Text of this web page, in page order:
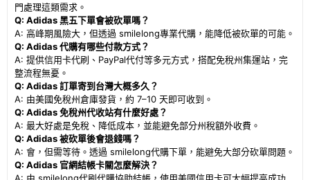
門處理這類需求。
Q: Adidas 黑五下單會被砍單嗎？
A: 高峰期風險大，但透過 smilelong專業代購，能降低被砍單的可能。
Q: Adidas 代購有哪些付款方式？
A: 提供信用卡代刷、PayPal代付等多元方式，搭配免稅州集運站，完
整流程無憂。
Q: Adidas 訂單寄到台灣大概多久？
A: 由美國免稅州倉庫發貨，約 7–10 天即可收到。
Q: Adidas 免稅州代收站有什麼好處？
A: 最大好處是免稅、降低成本，並能避免部分州稅額外收費。
Q: Adidas 被砍單後會退錢嗎？
A: 會，但需等待。透過 smilelong代購下單，能避免大部分砍單問題。
Q: Adidas 官網結帳卡關怎麼解決？